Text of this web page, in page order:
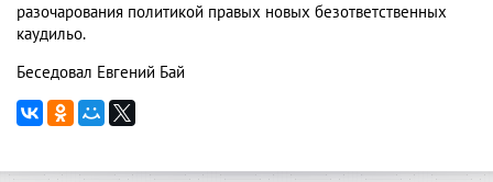
разочарования политикой правых новых безответственных
каудильо.
Беседовал Евгений Бай